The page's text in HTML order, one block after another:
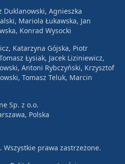
Duklanowski, Agnieszka
Mariola Łukawska, Jan
Konrad Wysocki
Katarzyna Gójska, Piotr
Łysiak, Jacek Liziniewicz,
Antoni Rybczyński, Krzysztof
Tomasz Teluk, Marcin
Sp. z o.o.
Polska
prawa zastrzeżone.